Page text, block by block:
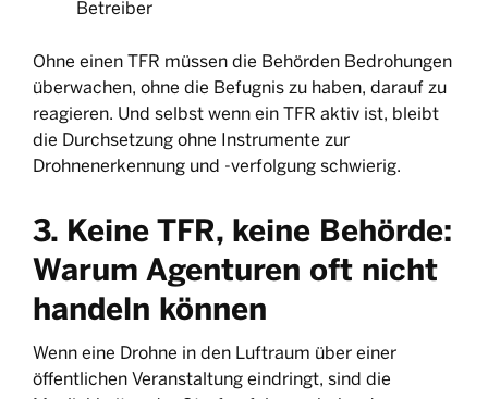
Betreiber
Ohne einen TFR müssen die Behörden Bedrohungen
überwachen, ohne die Befugnis zu haben, darauf zu
reagieren. Und selbst wenn ein TFR aktiv ist, bleibt
die Durchsetzung ohne Instrumente zur
Drohnenerkennung und -verfolgung schwierig.
3. Keine TFR, keine Behörde:
Warum Agenturen oft nicht
handeln können
Wenn eine Drohne in den Luftraum über einer
öffentlichen Veranstaltung eindringt, sind die